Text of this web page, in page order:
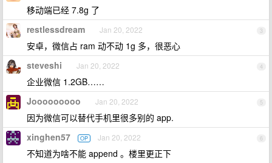
移动端已经 7.8g 了
3
restlessdream Jan 20, 2022
安卓，微信占 ram 动不动 1g 多，很恶心
4
steveshi Jan 20, 2022
企业微信 1.2GB……
5
Jooooooooo Jan 20, 2022
因为微信可以替代手机里很多别的 app.
6
xinghen57 OP Jan 20, 2022
不知道为啥不能 append 。楼里更正下